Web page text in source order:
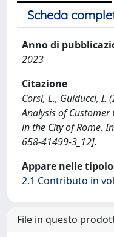
Scheda
Anno di
2023
Citazione
Corsi, L., Guiducci, I.
Analysis of
in the City of Rome.
658-41499-3_12].
Appare nelle
2.1 Contributo in
File in questo